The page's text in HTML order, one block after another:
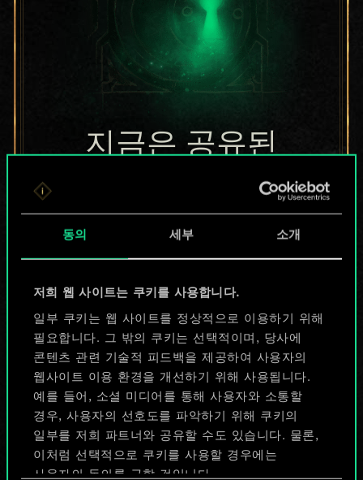
동의 세부 소개
저희 웹 사이트는 쿠키를 사용합니다.
일부 쿠키는 웹 사이트를 정상적으로 이용하기 위해
필요합니다. 그 밖의 쿠키는 선택적이며, 당사에
콘텐츠 관련 기술적 피드백을 제공하여 사용자의
웹사이트 이용 환경을 개선하기 위해 사용됩니다.
예를 들어, 소셜 미디어를 통해 사용자와 소통할
경우, 사용자의 선호도를 파악하기 위해 쿠키의
일부를 저희 파트너와 공유할 수도 있습니다. 물론,
이처럼 선택적으로 쿠키를 사용할 경우에는
사용자의 동의를 구할 것입니다.
지금은 공유된
카드들에 지나지
않지만
무궁무진한
가능성을 가지고
있습니다!
덱 이름 짓기 & 가이드 작성하기
덱 편집